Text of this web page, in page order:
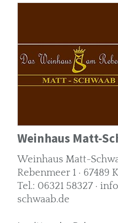
Weinhaus Matt-
Weinhaus Matt-
Rebenmeer 1 · 67489
Tel.: 06321 58327 ·
schwaab.de